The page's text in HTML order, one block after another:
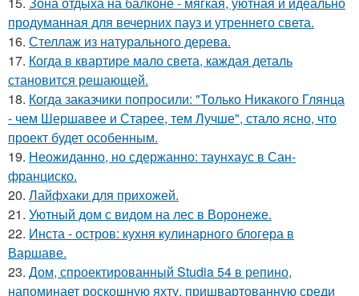
продуманная для вечерних пауз и утреннего света.
16. Стеллаж из натурального дерева.
17. Когда в квартире мало света, каждая деталь
становится решающей.
18. Когда заказчики попросили: "Только Никакого Глянца
- чем Шершавее и Старее, тем Лучше", стало ясно, что
проект будет особенным.
19. Неожиданно, но сдержанно: таунхаус в Сан-
франциско.
20. Лайфхаки для прихожей.
21. Уютный дом с видом на лес в Воронеже.
22. Инста - остров: кухня кулинарного блогера в
Варшаве.
23. Дом, спроектированный Studia 54 в репино,
напоминает роскошную яхту, пришвартованную среди